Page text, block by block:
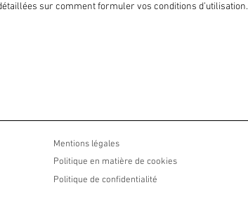
sur comment formuler vos conditions d’utilisation.
Mentions légales
Politique en matière de cookies
Politique de confidentialité